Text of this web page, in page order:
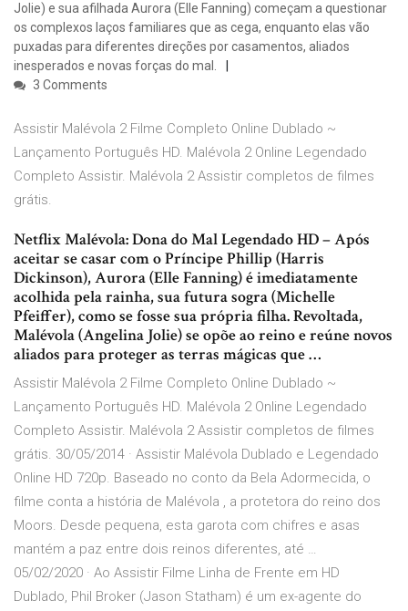
Jolie) e sua afilhada Aurora (Elle Fanning) começam a questionar
os complexos laços familiares que as cega, enquanto elas vão
puxadas para diferentes direções por casamentos, aliados
inesperados e novas forças do mal.
3 Comments
Assistir Malévola 2 Filme Completo Online Dublado ~
Lançamento Português HD. Malévola 2 Online Legendado
Completo Assistir. Malévola 2 Assistir completos de filmes
grátis.
Netflix Malévola: Dona do Mal Legendado HD – Após
aceitar se casar com o Príncipe Phillip (Harris
Dickinson), Aurora (Elle Fanning) é imediatamente
acolhida pela rainha, sua futura sogra (Michelle
Pfeiffer), como se fosse sua própria filha. Revoltada,
Malévola (Angelina Jolie) se opõe ao reino e reúne novos
aliados para proteger as terras mágicas que …
Assistir Malévola 2 Filme Completo Online Dublado ~
Lançamento Português HD. Malévola 2 Online Legendado
Completo Assistir. Malévola 2 Assistir completos de filmes
grátis. 30/05/2014 · Assistir Malévola Dublado e Legendado
Online HD 720p. Baseado no conto da Bela Adormecida, o
filme conta a história de Malévola , a protetora do reino dos
Moors. Desde pequena, esta garota com chifres e asas
mantém a paz entre dois reinos diferentes, até …
05/02/2020 · Ao Assistir Filme Linha de Frente em HD
Dublado, Phil Broker (Jason Statham) é um ex-agente do